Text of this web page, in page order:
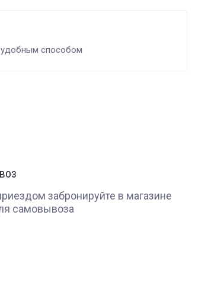
способом
забронируйте в магазине
самовывоза